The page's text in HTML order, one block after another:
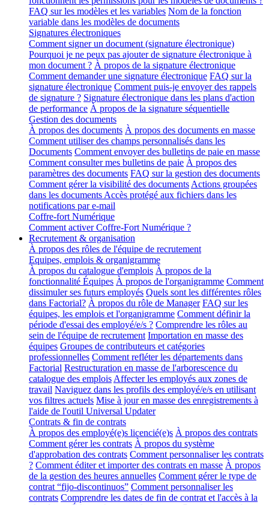
FAQ sur les modèles et les variables Nom de la fonction
variable dans les modèles de documents
Signatures électroniques
Comment signer un document (signature électronique)
Pourquoi je ne peux pas ajouter de signature électronique à
mon document ? À propos de la signature électronique
Comment demander une signature électronique FAQ sur la
signature électronique Comment puis-je envoyer des rappels
de signature ? Signature électronique dans les plans d'action
de performance À propos de la signature séquentielle
Gestion des documents
À propos des documents À propos des documents en masse
Comment utiliser des champs personnalisés dans les
Documents Comment envoyer des bulletins de paie en masse
Comment consulter mes bulletins de paie À propos des
paramètres des documents FAQ sur la gestion des documents
Comment gérer la visibilité des documents Actions groupées
dans les documents Accès protégé aux fichiers dans les
notifications par e-mail
Coffre-fort Numérique
Comment activer Coffre-Fort Numérique ?
Recrutement & organisation
À propos des rôles de l'équipe de recrutement
Equipes, emplois & organigramme
À propos du catalogue d'emplois À propos de la
fonctionnalité Équipes À propos de l'organigramme Comment
dissimuler ses futurs employés Quels sont les différentes rôles
dans Factorial? À propos du rôle de Manager FAQ sur les
équipes, les emplois et l'organigramme Comment définir la
période d'essai des employé/e/s ? Comprendre les rôles au
sein de l'équipe de recrutement Importation en masse des
équipes Groupes de contributeurs et catégories
professionnelles Comment refléter les départements dans
Factorial Restructuration en masse de l'arborescence du
catalogue des emplois Affecter les employés aux zones de
travail Naviguez dans les profils des employé/e/s en utilisant
vos filtres actuels Mise à jour en masse des enregistrements à
l'aide de l'outil Universal Updater
Contrats & fin de contrats
À propos des employé(e)s licencié(e)s À propos des contrats
Comment gérer les contrats À propos du système
d'approbation des contrats Comment personnaliser les contrats
? Comment éditer et importer des contrats en masse À propos
de la gestion des heures annuelles Comment gérer le type de
contrat “fijo-discontinuos” Comment personnaliser les
contrats Comprendre les dates de fin de contrat et l'accès à la